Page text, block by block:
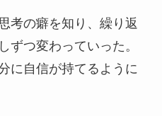
考の癖を知り、繰り返
ずつ変わっていった。
に自信が持てるように